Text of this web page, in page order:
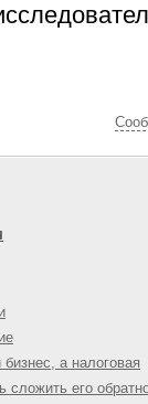
а налоговая
сложить его